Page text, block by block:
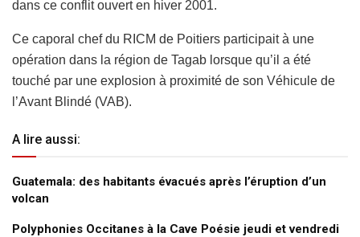
dans ce conflit ouvert en hiver 2001.
Ce caporal chef du RICM de Poitiers participait à une
opération dans la région de Tagab lorsque qu’il a été
touché par une explosion à proximité de son Véhicule de
l’Avant Blindé (VAB).
A lire aussi:
Guatemala: des habitants évacués après l’éruption d’un
volcan
Polyphonies Occitanes à la Cave Poésie jeudi et vendredi